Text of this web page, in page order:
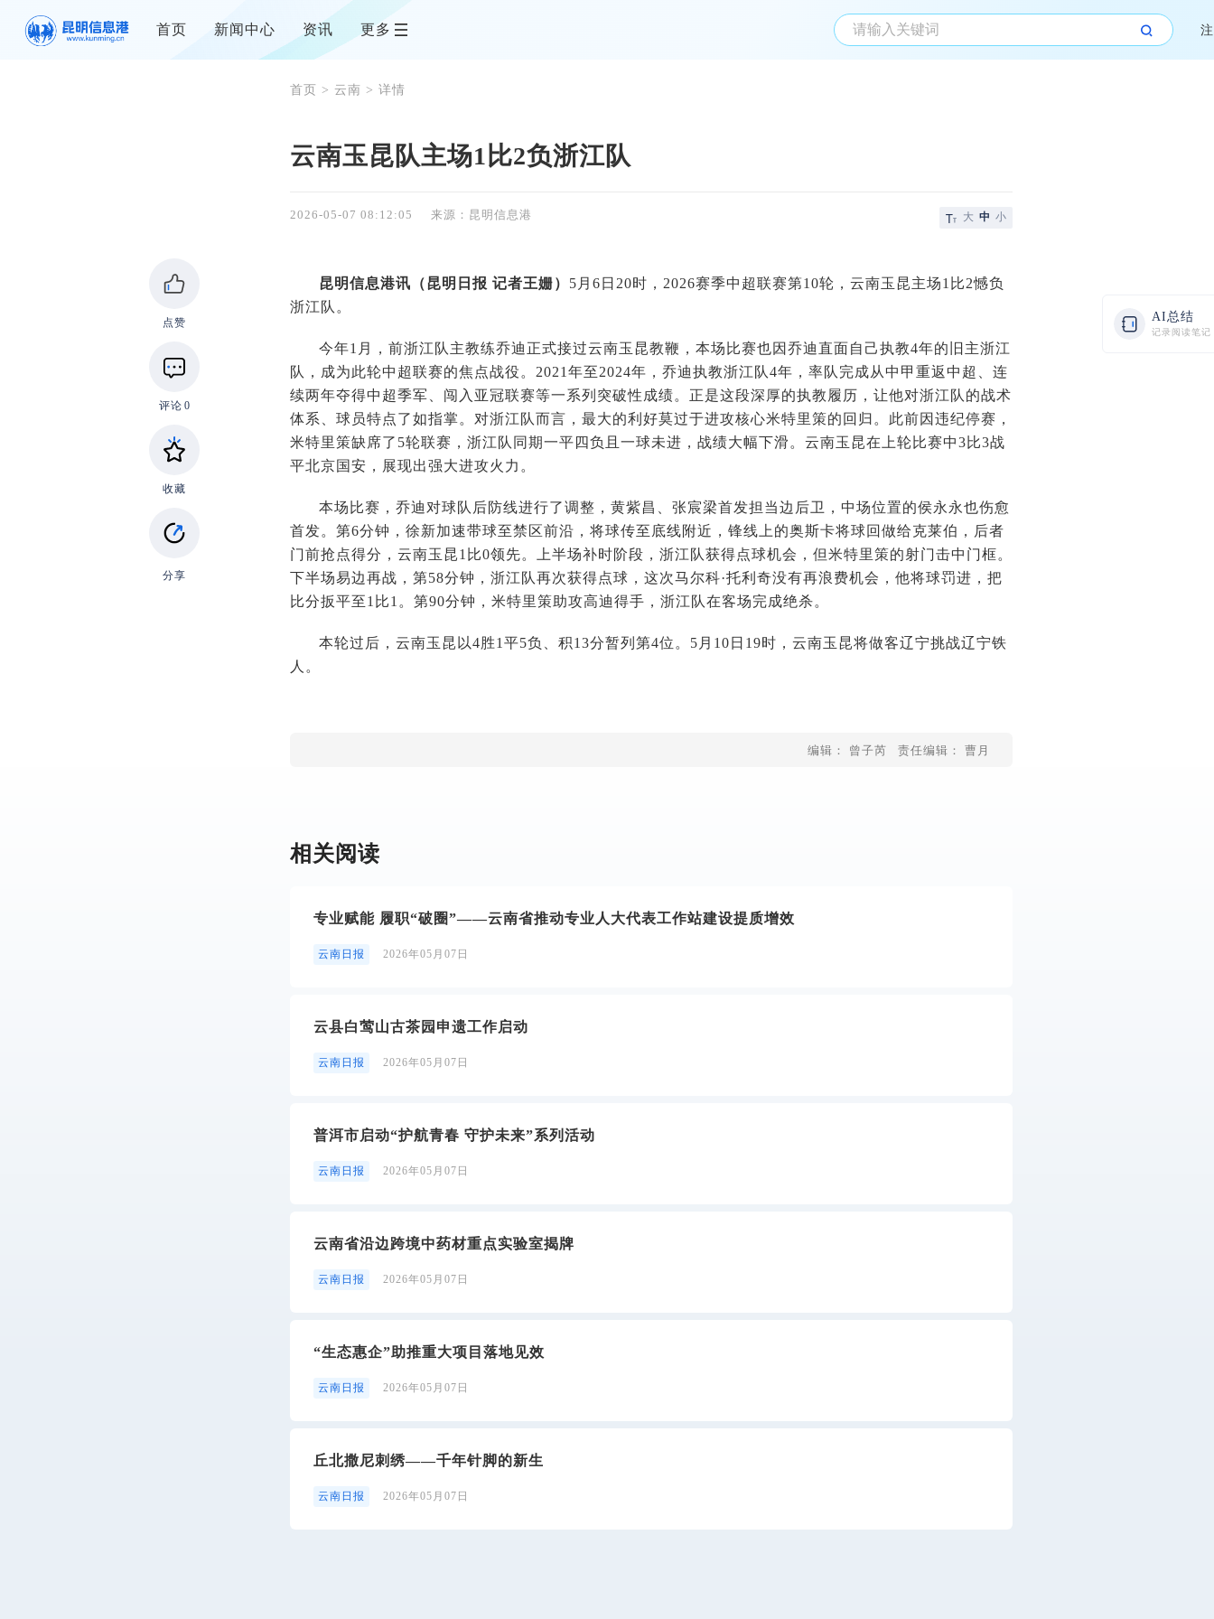
首页 新闻中心 资讯 更多
点赞
评论 0
收藏
分享
AI总结
记录阅读笔记
首页 > 云南 > 详情
云南玉昆队主场1比2负浙江队
2026-05-07 08:12:05 来源：昆明信息港 大 中 小
昆明信息港讯（昆明日报 记者王姗） 5月6日20时，2026赛季中超联赛第10轮，云南玉昆主场1比2憾负
浙江队。
今年1月，前浙江队主教练乔迪正式接过云南玉昆教鞭，本场比赛也因乔迪直面自己执教4年的旧主浙江
队，成为此轮中超联赛的焦点战役。2021年至2024年，乔迪执教浙江队4年，率队完成从中甲重返中超、连
续两年夺得中超季军、闯入亚冠联赛等一系列突破性成绩。正是这段深厚的执教履历，让他对浙江队的战术
体系、球员特点了如指掌。对浙江队而言，最大的利好莫过于进攻核心米特里策的回归。此前因违纪停赛，
米特里策缺席了5轮联赛，浙江队同期一平四负且一球未进，战绩大幅下滑。云南玉昆在上轮比赛中3比3战
平北京国安，展现出强大进攻火力。
本场比赛，乔迪对球队后防线进行了调整，黄紫昌、张宸梁首发担当边后卫，中场位置的侯永永也伤愈
首发。第6分钟，徐新加速带球至禁区前沿，将球传至底线附近，锋线上的奥斯卡将球回做给克莱伯，后者
门前抢点得分，云南玉昆1比0领先。上半场补时阶段，浙江队获得点球机会，但米特里策的射门击中门框。
下半场易边再战，第58分钟，浙江队再次获得点球，这次马尔科·托利奇没有再浪费机会，他将球罚进，把
比分扳平至1比1。第90分钟，米特里策助攻高迪得手，浙江队在客场完成绝杀。
本轮过后，云南玉昆以4胜1平5负、积13分暂列第4位。5月10日19时，云南玉昆将做客辽宁挑战辽宁铁
人。
编辑： 曾子芮 责任编辑： 曹月
相关阅读
专业赋能 履职“破圈”——云南省推动专业人大代表工作站建设提质增效
云南日报 2026年05月07日
云县白莺山古茶园申遗工作启动
云南日报 2026年05月07日
普洱市启动“护航青春 守护未来”系列活动
云南日报 2026年05月07日
云南省沿边跨境中药材重点实验室揭牌
云南日报 2026年05月07日
“生态惠企”助推重大项目落地见效
云南日报 2026年05月07日
丘北撒尼刺绣——千年针脚的新生
云南日报 2026年05月07日